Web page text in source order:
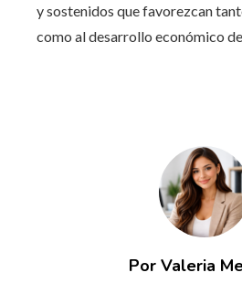
y sostenidos que favorezcan
como al desarrollo económico
Por Valeria